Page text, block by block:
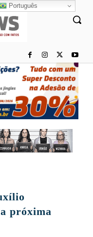
próxima
Português